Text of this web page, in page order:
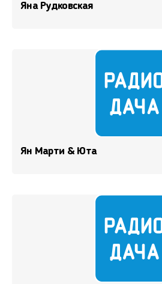
Яна Рудковская
Ян Марти & Юта